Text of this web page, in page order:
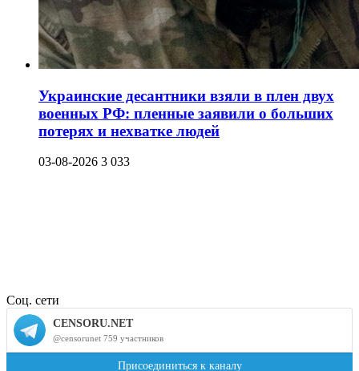
Украинские десантники взяли в плен двух
военных РФ: пленные заявили о больших
потерях и нехватке людей
03-08-2026 3 033
Соц. сети